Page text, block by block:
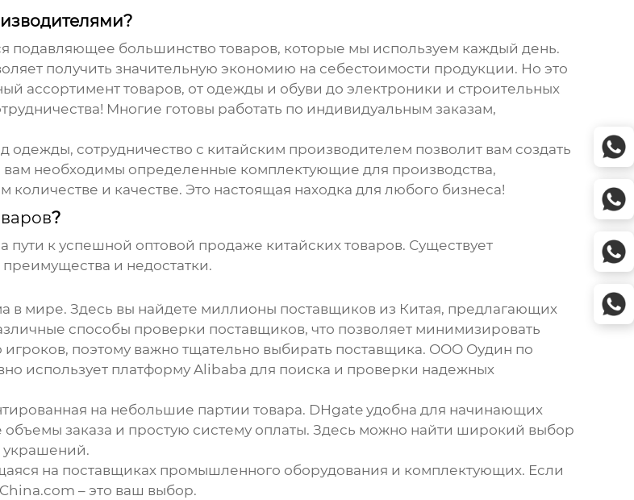
подавляющее большинство товаров, которые мы используем каждый день.
получить значительную экономию на себестоимости продукции. Но это
ассортимент товаров, от одежды и обуви до электроники и строительных
Многие готовы работать по индивидуальным заказам,
сотрудничество с китайским производителем позволит вам создать
необходимы определенные комплектующие для производства,
и качестве. Это настоящая находка для любого бизнеса!
?
пути к успешной оптовой продаже китайских товаров. Существует
и недостатки.
в мире. Здесь вы найдете миллионы поставщиков из Китая, предлагающих
способы проверки поставщиков, что позволяет минимизировать
поэтому важно тщательно выбирать поставщика. ООО Оудин по
использует платформу Alibaba для поиска и проверки надежных
на небольшие партии товара. DHgate удобна для начинающих
заказа и простую систему оплаты. Здесь можно найти широкий выбор
украшений.
на поставщиках промышленного оборудования и комплектующих. Если
– это ваш выбор.